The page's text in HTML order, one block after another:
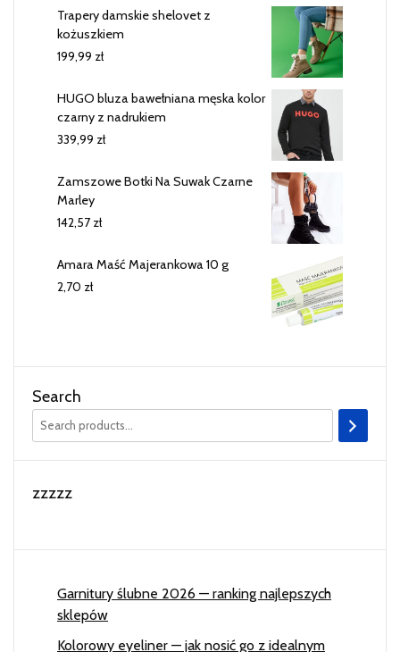
Trapery damskie shelovet z
kożuszkiem
199,99 zł
HUGO bluza bawełniana męska kolor
czarny z nadrukiem
339,99 zł
Zamszowe Botki Na Suwak Czarne
Marley
142,57 zł
Amara Maść Majerankowa 10 g
2,70 zł
Search
zzzzz
Garnitury ślubne 2026 — ranking najlepszych
sklepów
Kolorowy eyeliner — jak nosić go z idealnym